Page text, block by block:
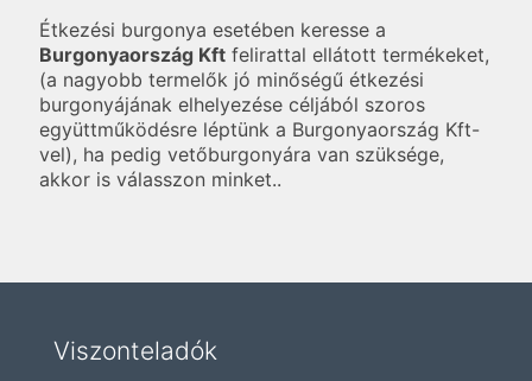
Étkezési burgonya esetében keresse a
Burgonyaország Kft felirattal ellátott termékeket,
(a nagyobb termelők jó minőségű étkezési
burgonyájának elhelyezése céljából szoros
együttműködésre léptünk a Burgonyaország Kft-
vel), ha pedig vetőburgonyára van szüksége,
akkor is válasszon minket..
Viszonteladók